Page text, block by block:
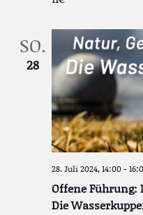
SO.
28
Offene Führung:
Die
28. Juli 2024, 14:00-